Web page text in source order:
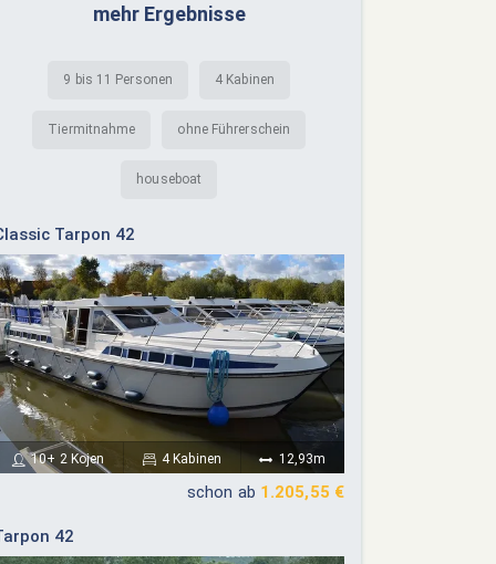
mehr Ergebnisse
9 bis 11 Personen 4 Kabinen
Tiermitnahme ohne Führerschein
houseboat
Tarpon 42
10+ 2 Kojen 4 Kabinen 12,93m
schon ab 1.205,55 €
42